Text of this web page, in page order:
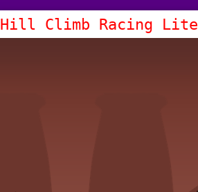
Hill Climb Racing Lite